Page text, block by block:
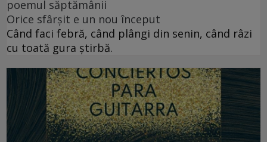
poemul săptămânii
Orice sfârșit e un nou început
Când faci febră, când plângi din senin, când râzi
cu toată gura știrbă.